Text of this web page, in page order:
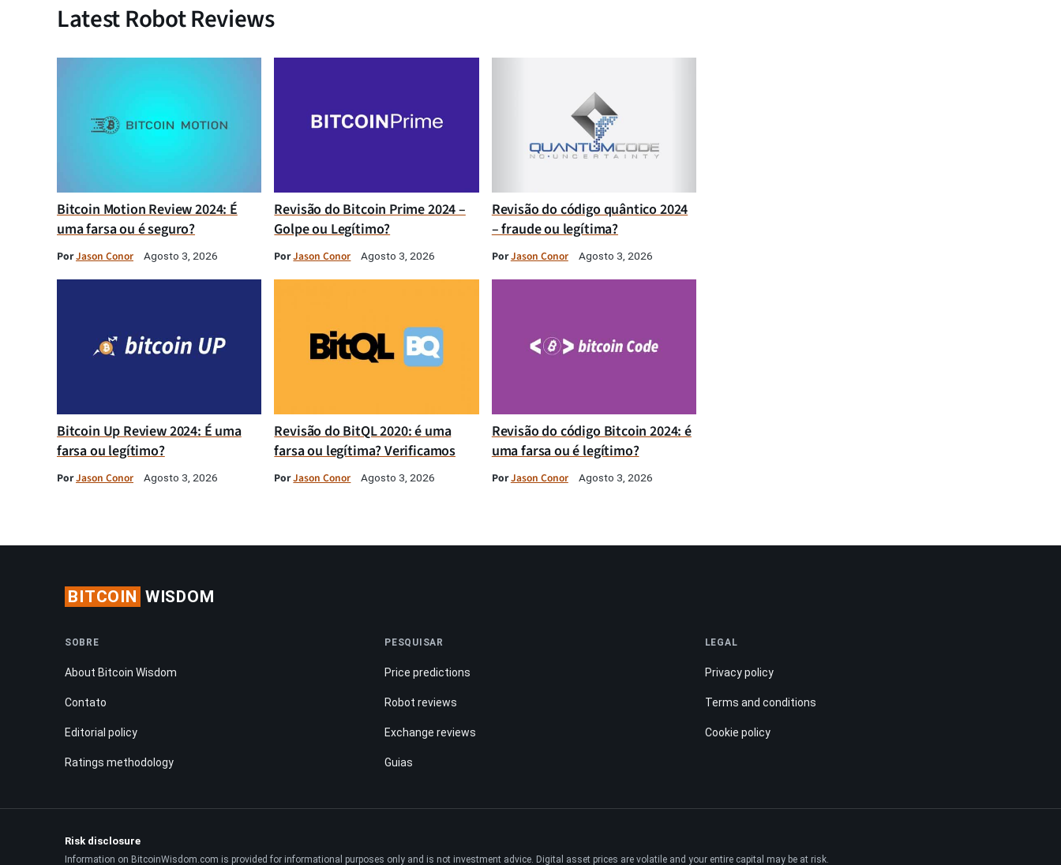
Latest Robot Reviews
Bitcoin Motion Review 2024: É
uma farsa ou é seguro?
PorJason Conor Agosto 3, 2026
Revisão do Bitcoin Prime 2024 –
Golpe ou Legítimo?
PorJason Conor Agosto 3, 2026
Revisão do código quântico 2024
– fraude ou legítima?
PorJason Conor Agosto 3, 2026
Bitcoin Up Review 2024: É uma
farsa ou legítimo?
PorJason Conor Agosto 3, 2026
Revisão do BitQL 2020: é uma
farsa ou legítima? Verificamos
PorJason Conor Agosto 3, 2026
Revisão do código Bitcoin 2024: é
uma farsa ou é legítimo?
PorJason Conor Agosto 3, 2026
BITCOIN WISDOM
SOBRE
About Bitcoin Wisdom
Contato
Editorial policy
Ratings methodology
PESQUISAR
Price predictions
Robot reviews
Exchange reviews
Guias
LEGAL
Privacy policy
Terms and conditions
Cookie policy
Risk disclosure
Information on BitcoinWisdom.com is provided for informational purposes only and is not investment advice. Digital asset prices are volatile and your entire capital may be at risk.